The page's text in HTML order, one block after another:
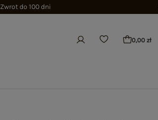
Zwrot do 100 dni
0,00 zł